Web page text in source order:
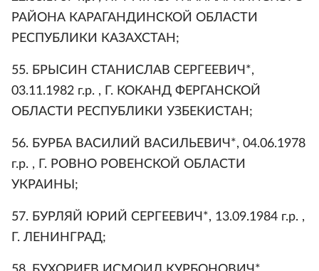
РАЙОНА КАРАГАНДИНСКОЙ ОБЛАСТИ
РЕСПУБЛИКИ КАЗАХСТАН;
55. БРЫСИН СТАНИСЛАВ СЕРГЕЕВИЧ*,
03.11.1982 г.р. , Г. КОКАНД ФЕРГАНСКОЙ
ОБЛАСТИ РЕСПУБЛИКИ УЗБЕКИСТАН;
56. БУРБА ВАСИЛИЙ ВАСИЛЬЕВИЧ*, 04.06.1978
г.р. , Г. РОВНО РОВЕНСКОЙ ОБЛАСТИ
УКРАИНЫ;
57. БУРЛЯЙ ЮРИЙ СЕРГЕЕВИЧ*, 13.09.1984 г.р. ,
Г. ЛЕНИНГРАД;